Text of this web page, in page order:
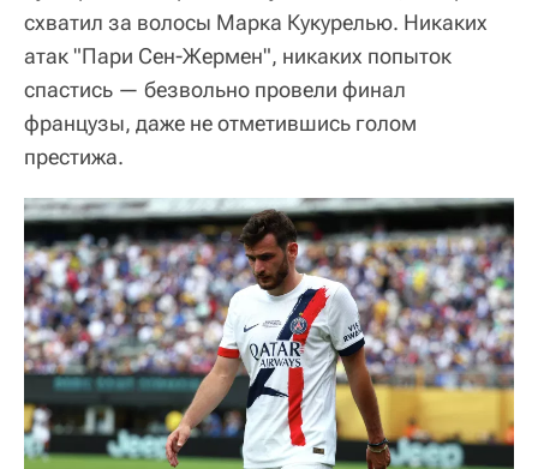
схватил за волосы Марка Кукурелью. Никаких
атак "Пари Сен-Жермен", никаких попыток
спастись — безвольно провели финал
французы, даже не отметившись голом
престижа.